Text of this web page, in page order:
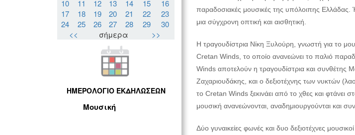
10
11 12 13 14 15
16
17
18 19 20 21 22
23
24
25 26 27 28 29
30
<<
σήμερα >>
ΗΜΕΡΟΛΟΓΙΟ ΕΚΔΗΛΩΣΕΩΝ
Μουσική
παραδοσιακές μουσικές της υπόλοιπης Ελλάδας.
μια σύγχρονη οπτική και αισθητική.
Η τραγουδίστρια Νίκη Ξυλούρη, γνωστή για το
Cretan Winds, το οποίο ανανεώνει το παλιό
Winds αποτελούν η τραγουδίστρια και συνθέτης
Ζαχαριουδάκης, και ο δεξιοτέχνης των νυκτών
το Cretan Winds ξεκινάει από το χθες και φτάνει
μουσική ανανεώνονται, αναδημιουργούνται και
Δύο γυναικείες φωνές και δυο δεξιοτέχνες